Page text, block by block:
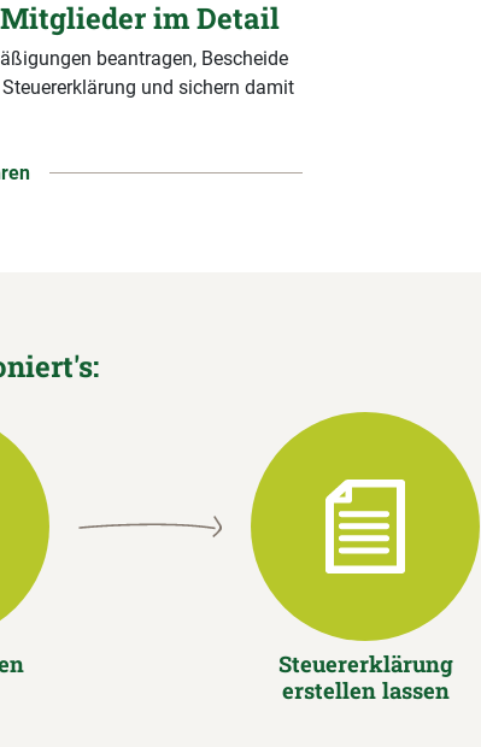
im Detail
beantragen, Bescheide
und sichern damit
Steuererklärung
erstellen lassen